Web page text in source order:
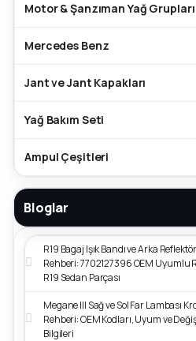
Motor & Şanzıman Yağ Grupları
Mercedes Benz
Jant ve Jant Kapakları
Yağ Bakım Seti
Ampul Çeşitleri
Bloglar
R19 Bagaj Işık Bandı ve Arka Reflektör
Rehberi: 7702127396 OEM Uyumlu
R19 Sedan Parçası
Megane III Sağ ve Sol Far Lambası
Rehberi: OEM Kodları, Uyum ve
Bilgileri